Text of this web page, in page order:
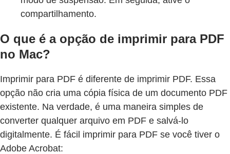
compartilhamento.
O que é a opção de imprimir para PDF
no Mac?
Imprimir para PDF é diferente de imprimir PDF. Essa
opção não cria uma cópia física de um documento PDF
existente. Na verdade, é uma maneira simples de
converter qualquer arquivo em PDF e salvá-lo
digitalmente. É fácil imprimir para PDF se você tiver o
Adobe Acrobat: